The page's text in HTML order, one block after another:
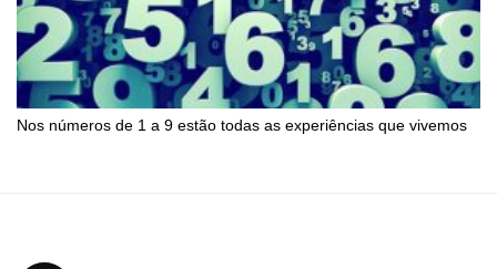
Nos números de 1 a 9 estão todas as experiências que vivemos